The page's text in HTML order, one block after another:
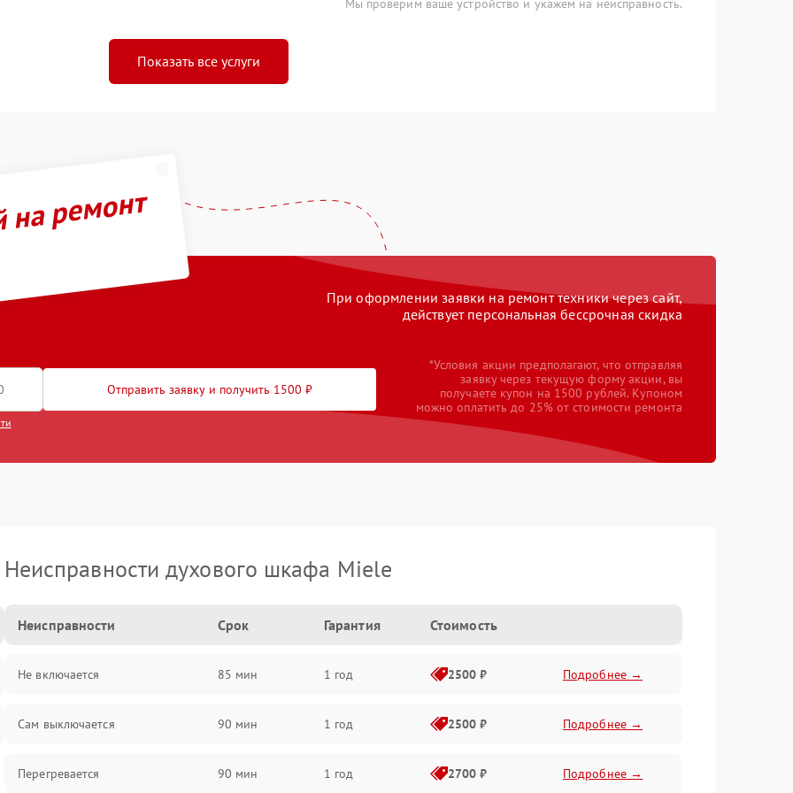
Мы проверим ваше устройство и укажем на неисправность.
Показать все услуги
ремонт
При оформлении заявки на ремонт техники через сайт,
действует персональная бессрочная скидка
Отправить заявку и получить 1500 ₽
*Условия акции предполагают, что отправляя
заявку через текущую форму акции, вы
получаете купон на 1500 рублей. Купоном
можно оплатить до 25% от стоимости ремонта
Неисправности духового шкафа Miele
Неисправности Срок Гарантия Стоимость
Не включается 85 мин 1 год 2500 ₽ Подробнее →
Сам выключается 90 мин 1 год 2500 ₽ Подробнее →
Перегревается 90 мин 1 год 2700 ₽ Подробнее →